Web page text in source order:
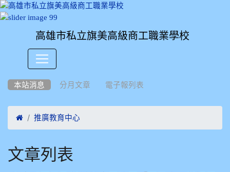
高雄市私立旗美高級商工職業學校
本站消息 分月文章 電子報列表
 推廣教育中心
文章列表